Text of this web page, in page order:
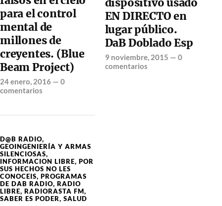
para el control
mental de
millones de
creyentes. (Blue
Beam Project)
24 enero, 2016 — 0
comentarios
EN DIRECTO en
lugar público.
DaB Doblado Esp
9 noviembre, 2015 — 0
comentarios
D@B RADIO,
GEOINGENIERÍA Y ARMAS
SILENCIOSAS,
INFORMACION LIBRE, POR
SUS HECHOS NO LES
CONOCEIS, PROGRAMAS
DE DAB RADIO, RADIO
LIBRE, RADIORASTA FM,
SABER ES PODER, SALUD